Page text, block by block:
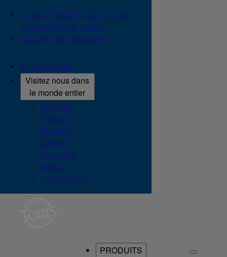
En savoir plus sur ce que nous
voulons dire par naturel
Explorer nos ingrédients
Nous contacter
Visitez nous dans
le monde entier
Australia
Canada
(English)
Canada
(Français)
México
United States
PRODUITS